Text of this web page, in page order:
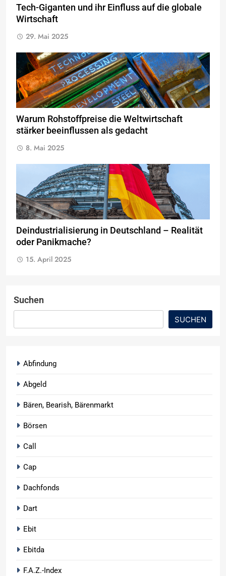
Tech-Giganten und ihr Einfluss auf die globale
Wirtschaft
29. Mai 2025
Warum Rohstoffpreise die Weltwirtschaft
stärker beeinflussen als gedacht
8. Mai 2025
Deindustrialisierung in Deutschland – Realität
oder Panikmache?
15. April 2025
Suchen
SUCHEN
Abfindung
Abgeld
Bären, Bearish, Bärenmarkt
Börsen
Call
Cap
Dachfonds
Dart
Ebit
Ebitda
F.A.Z.-Index